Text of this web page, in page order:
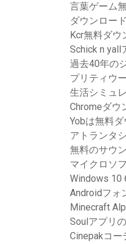
言葉ゲーム
ダウンロー
Kcr無料ダウ
Schick n yall
過去40年の
プリティウ
生活シミュ
Chromeダウ
Yobは無料
アトランタ
無料のサウ
マイクロソ
Windows 10
Androidフォ
Minecraft
Soulアプリ
Cinepakコ